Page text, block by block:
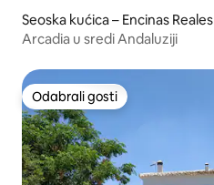
Seoska kućica – Encinas Reales
Arcadia u sredi Andaluziji
Odabrali gosti
Odabrali gosti